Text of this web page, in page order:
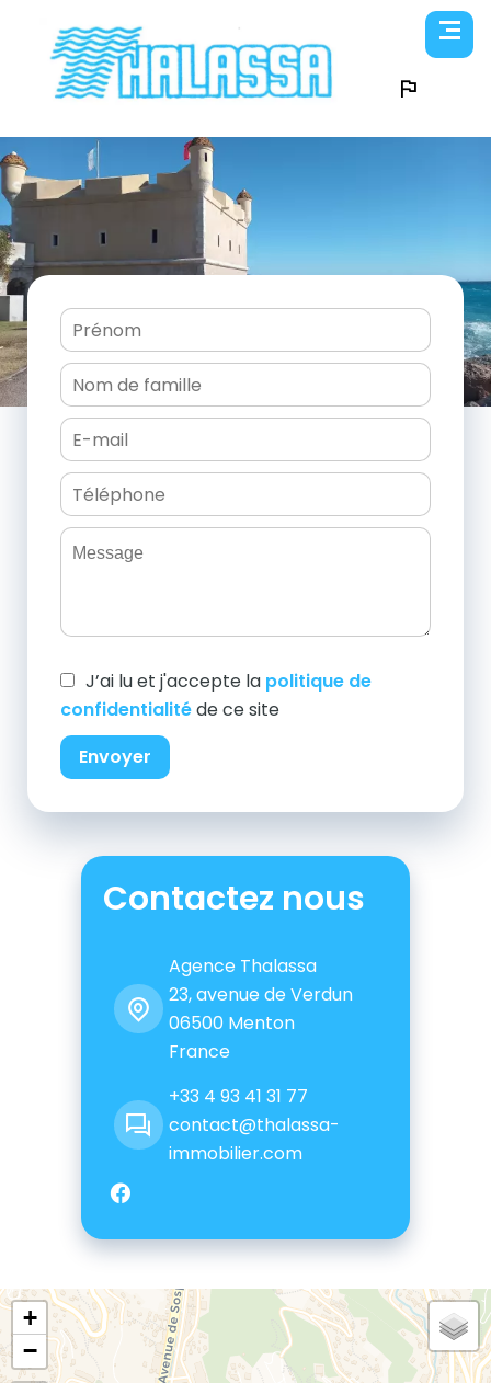
J’ai lu et j'accepte la politique de
confidentialitéde ce site
Envoyer
Contactez nous
Agence Thalassa
23, avenue de Verdun
06500 Menton
France
+33 4 93 41 31 77
contact@thalassa-
immobilier.com
+
−